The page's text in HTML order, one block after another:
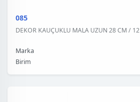
085
DEKOR KAUÇUKLU MALA UZUN 28 CM / 12
Marka
Birim